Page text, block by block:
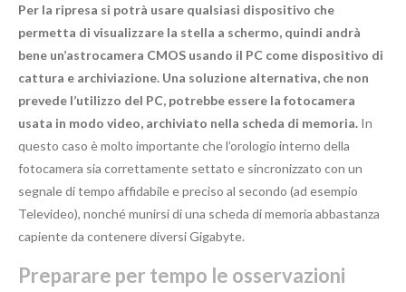
Per la ripresa si potrà usare qualsiasi dispositivo che
permetta di visualizzare la stella a schermo, quindi andrà
bene un’astrocamera CMOS usando il PC come dispositivo di
cattura e archiviazione. Una soluzione alternativa, che non
prevede l’utilizzo del PC, potrebbe essere la fotocamera
usata in modo video, archiviato nella scheda di memoria. In
questo caso è molto importante che l’orologio interno della
fotocamera sia correttamente settato e sincronizzato con un
segnale di tempo affidabile e preciso al secondo (ad esempio
Televideo), nonché munirsi di una scheda di memoria abbastanza
capiente da contenere diversi Gigabyte.
Preparare per tempo le osservazioni